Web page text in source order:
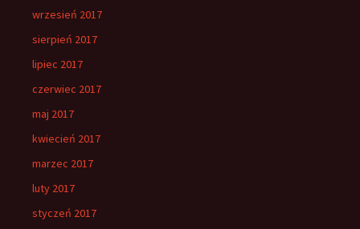
wrzesień 2017
sierpień 2017
lipiec 2017
czerwiec 2017
maj 2017
kwiecień 2017
marzec 2017
luty 2017
styczeń 2017